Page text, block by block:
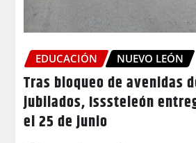
EDUCACIÓN NUEVO LEÓN
Tras bloqueo de avenidas
jubilados, Isssteleón
el 25 de junio